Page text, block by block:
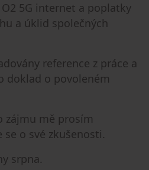
5G internet a poplatky
a úklid společných
reference z práce a
doklad o povoleném
zájmu mě prosím
o své zkušenosti.
srpna.